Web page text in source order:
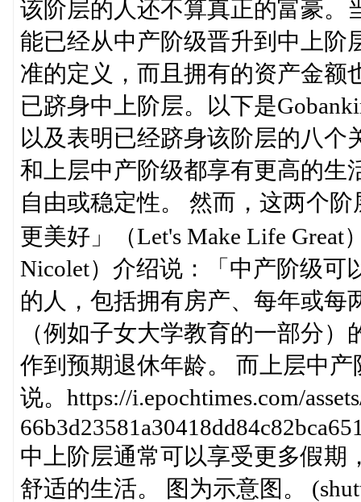
该阶层的人还不算真正的富豪。
能已经从中产阶级晋升到中上阶
准的定义，而且拥有的资产金额
已跻身中上阶层。以下是
以及表明已经跻身该阶层的八
和上层中产阶级都享有更高的生
自由或稳定性。 然而，这两个
更美好」（Let's Make Life Great
Nicolet）介绍说：「中产阶级可
的人，包括拥有房产、每年或每
（例如子女大学教育的一部分
作到预期退休年龄。 而上层中
说。https://i.epochtimes.com/
中上阶层通常可以享受更多假期
舒适的生活。 图为示意图。